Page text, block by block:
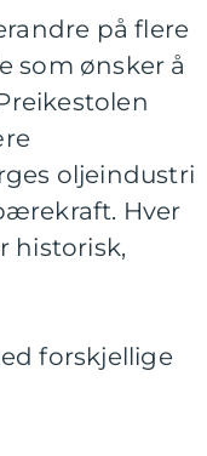
på flere
som ønsker å
oljeindustri
Hver
historisk,
forskjellige